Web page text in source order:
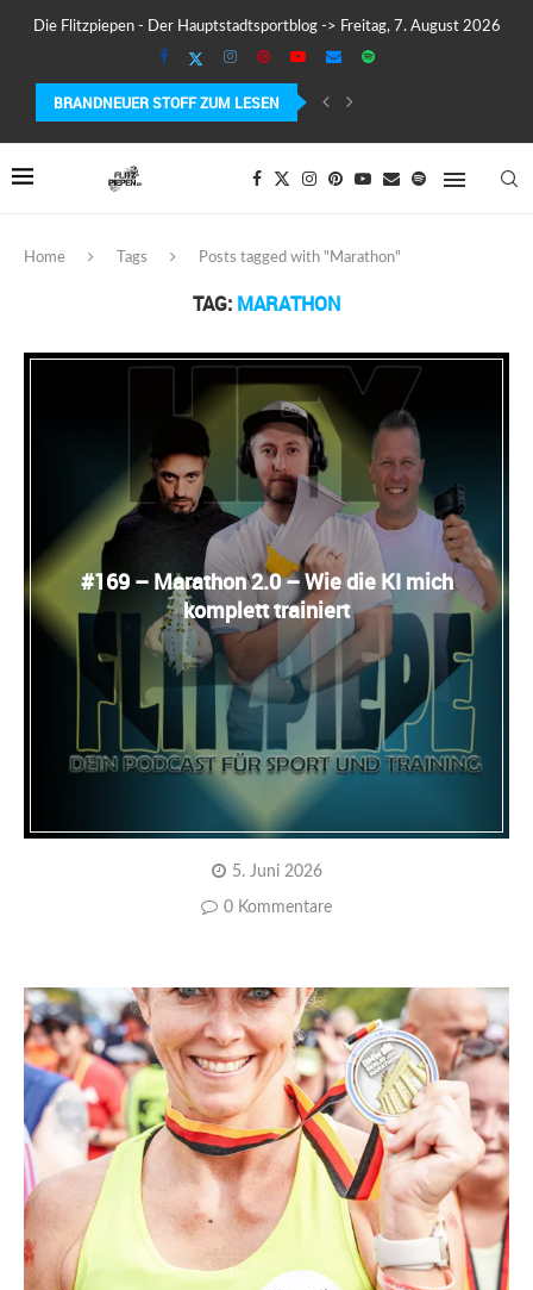
Die Flitzpiepen - Der Hauptstadtsportblog -> Freitag, 7. August 2026
BRANDNEUER STOFF ZUM LESEN
SUUNTO WING 2 IM TEST – FLÜGEL, FAKTEN...
Home Tags Posts tagged with "Marathon"
TAG: MARATHON
#169 – Marathon 2.0 – Wie die KI mich
komplett trainiert
5. Juni 2026
0 Kommentare